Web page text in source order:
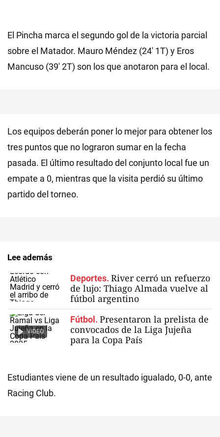
El Pincha marca el segundo gol de la victoria parcial
sobre el Matador. Mauro Méndez (24' 1T) y Eros
Mancuso (39' 2T) son los que anotaron para el local.
Los equipos deberán poner lo mejor para obtener los
tres puntos que no lograron sumar en la fecha
pasada. El último resultado del conjunto local fue un
empate a 0, mientras que la visita perdió su último
partido del torneo.
Lee además
Deportes. River cerró un refuerzo
de lujo: Thiago Almada vuelve al
fútbol argentino
VIDEO
Fútbol. Presentaron la prelista de
convocados de la Liga Jujeña
para la Copa País
Estudiantes viene de un resultado igualado, 0-0, ante
Racing Club.